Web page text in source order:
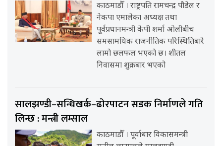
काठमाडौँ । राष्ट्रपति रामचन्द्र पौडेल र
नेकपा एमालेका अध्यक्ष तथा
पूर्वप्रधानमन्त्री केपी शर्मा ओलीबीच
समसामयिक राजनीतिक परिस्थितिबारे
लामो छलफल भएको छ। शीतल
निवासमा शुक्रबार भएको
सालझण्डी–सन्धिखर्क–ढोरपाटन सडक निर्माणले गति
लिन्छ : मन्त्री लम्साल
काठमाडौँ । पूर्वाधार विकासमन्त्री